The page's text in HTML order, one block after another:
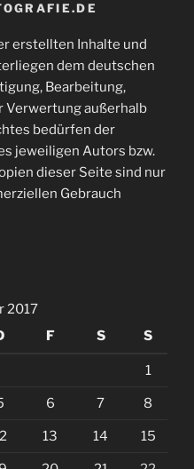
erstellten Inhalte und
dem deutschen
Bearbeitung,
Verwertung außerhalb
bedürfen der
jeweiligen Autors bzw.
dieser Seite sind nur
Gebrauch
2017
F S S
1
6 7 8
13 14 15